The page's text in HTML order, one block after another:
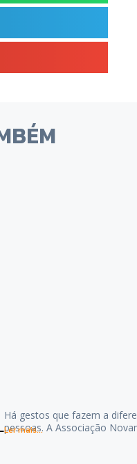
Há gestos que fazem a
pessoas. A Associação
Ler mais...